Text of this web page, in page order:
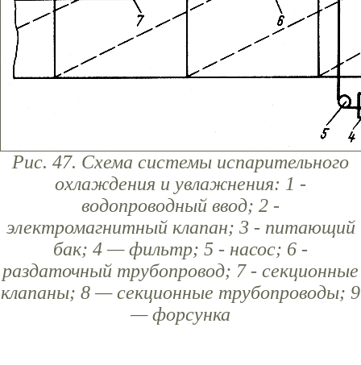
Рис. 47. Схема системы испарительного
охлаждения и увлажнения: 1 -
водопроводный ввод; 2 -
электромагнитный клапан; 3 - питающий
бак; 4 — фильтр; 5 - насос; 6 -
раздаточный трубопровод; 7 - секционные
клапаны; 8 — секционные трубопроводы; 9
— форсунка